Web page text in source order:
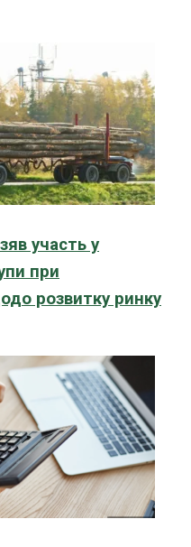
участь у
при
розвитку ринку